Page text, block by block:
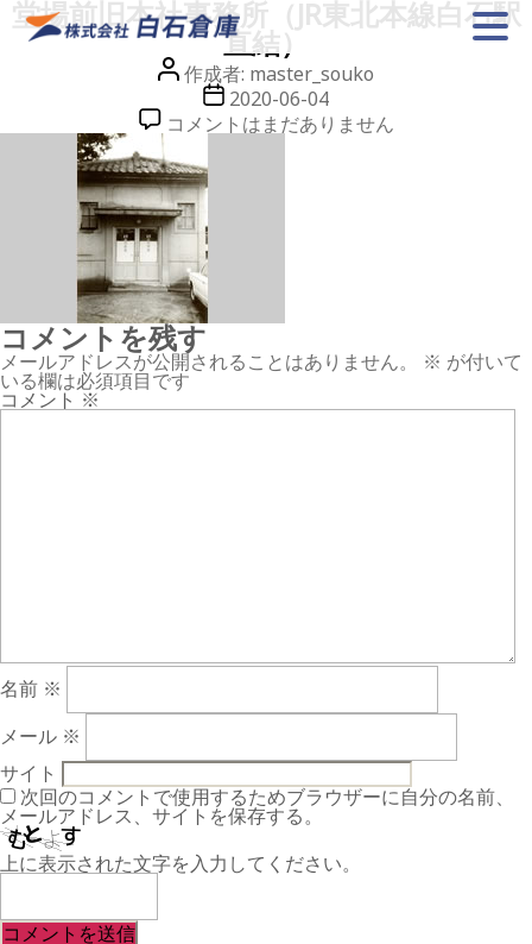
堂場前旧本社事務所（JR東北本線白石駅
直結）
投
稿
者
作成者: master_souko
投
稿
日
2020-06-04
堂
場
前
旧
本
社
事
所
（JR
東
北
本
線
白
コメントはまだありません
コメントを残す
メールアドレスが公開されることはありません。 ※ が付いて
いる欄は必須項目です
コメント ※
名前 ※
メール ※
サイト
次回のコメントで使用するためブラウザーに自分の名前、
メールアドレス、サイトを保存する。
上に表示された文字を入力してください。